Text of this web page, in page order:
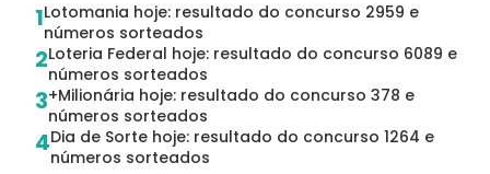
1Lotomania hoje: resultado do concurso 2959 e
números sorteados
2Loteria Federal hoje: resultado do concurso 6089 e
números sorteados
3+Milionária hoje: resultado do concurso 378 e
números sorteados
4Dia de Sorte hoje: resultado do concurso 1264 e
números sorteados